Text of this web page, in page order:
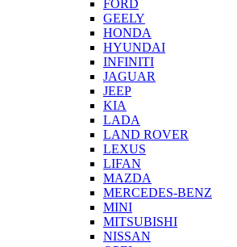
FORD
GEELY
HONDA
HYUNDAI
INFINITI
JAGUAR
JEEP
KIA
LADA
LAND ROVER
LEXUS
LIFAN
MAZDA
MERCEDES-BENZ
MINI
MITSUBISHI
NISSAN